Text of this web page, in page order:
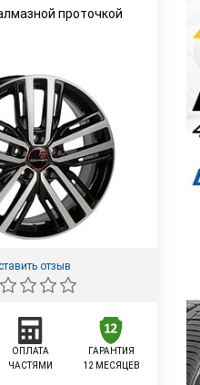
проточкой
отзыв
ОПЛАТА
ЧАСТЯМИ
ГАРАНТИЯ
12 МЕСЯЦЕВ